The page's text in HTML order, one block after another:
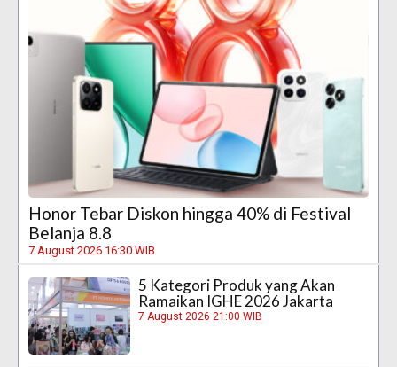
Honor Tebar Diskon hingga 40% di Festival
Belanja 8.8
7 August 2026 16:30 WIB
5 Kategori Produk yang Akan
Ramaikan IGHE 2026 Jakarta
7 August 2026 21:00 WIB